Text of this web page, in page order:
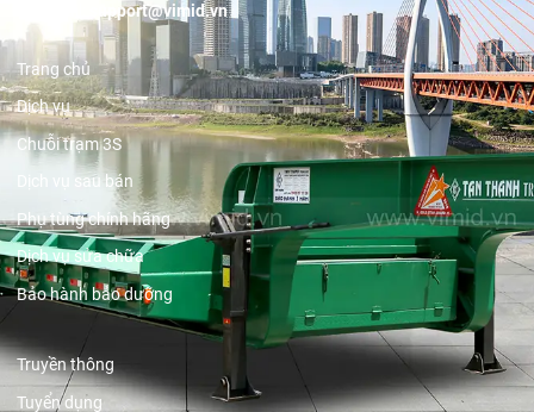
support@vimid.vn
Trang chủ
Dịch vụ
Chuỗi trạm 3S
Dịch vụ sau bán
Phụ tùng chính hãng
Dịch vụ sửa chữa
Bảo hành bảo dưỡng
Truyền thông
Tuyển dụng